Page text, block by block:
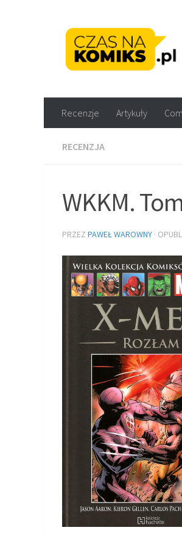
Recenzje Artykuły
RECENZJA
WKKM.
PRZEZ PAWEŁ WAROWNY ·